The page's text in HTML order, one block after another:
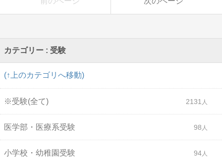
カテゴリー : 受験
(↑上のカテゴリへ移動)
※受験(全て) 2131
医学部・医療系受験 98
小学校・幼稚園受験 94